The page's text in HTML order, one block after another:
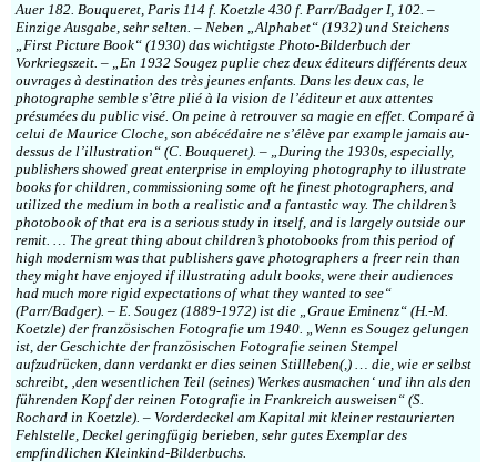
Auer 182. Bouqueret, Paris 114 f. Koetzle 430 f. Parr/Badger I, 102. –
Einzige Ausgabe, sehr selten. – Neben „Alphabet“ (1932) und Steichens
„First Picture Book“ (1930) das wichtigste Photo-Bilderbuch der
Vorkriegszeit. – „En 1932 Sougez puplie chez deux éditeurs différents deux
ouvrages à destination des très jeunes enfants. Dans les deux cas, le
photographe semble s’être plié à la vision de l’éditeur et aux attentes
présumées du public visé. On peine à retrouver sa magie en effet. Comparé à
celui de Maurice Cloche, son abécédaire ne s’élève par example jamais au-
dessus de l’illustration“ (C. Bouqueret). – „During the 1930s, especially,
publishers showed great enterprise in employing photography to illustrate
books for children, commissioning some oft he finest photographers, and
utilized the medium in both a realistic and a fantastic way. The children’s
photobook of that era is a serious study in itself, and is largely outside our
remit. … The great thing about children’s photobooks from this period of
high modernism was that publishers gave photographers a freer rein than
they might have enjoyed if illustrating adult books, were their audiences
had much more rigid expectations of what they wanted to see“
(Parr/Badger). – E. Sougez (1889-1972) ist die „Graue Eminenz“ (H.-M.
Koetzle) der französischen Fotografie um 1940. „Wenn es Sougez gelungen
ist, der Geschichte der französischen Fotografie seinen Stempel
aufzudrücken, dann verdankt er dies seinen Stillleben(,) … die, wie er selbst
schreibt, ‚den wesentlichen Teil (seines) Werkes ausmachen‘ und ihn als den
führenden Kopf der reinen Fotografie in Frankreich ausweisen“ (S.
Rochard in Koetzle). – Vorderdeckel am Kapital mit kleiner restaurierten
Fehlstelle, Deckel geringfügig berieben, sehr gutes Exemplar des
empfindlichen Kleinkind-Bilderbuchs.